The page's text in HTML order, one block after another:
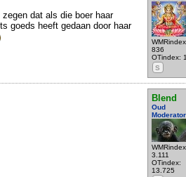
836
OTindex:
S
dat als die boer haar
goeds heeft gedaan door haar
Blend
Oud
Moderator
3.111
OTindex:
13.725